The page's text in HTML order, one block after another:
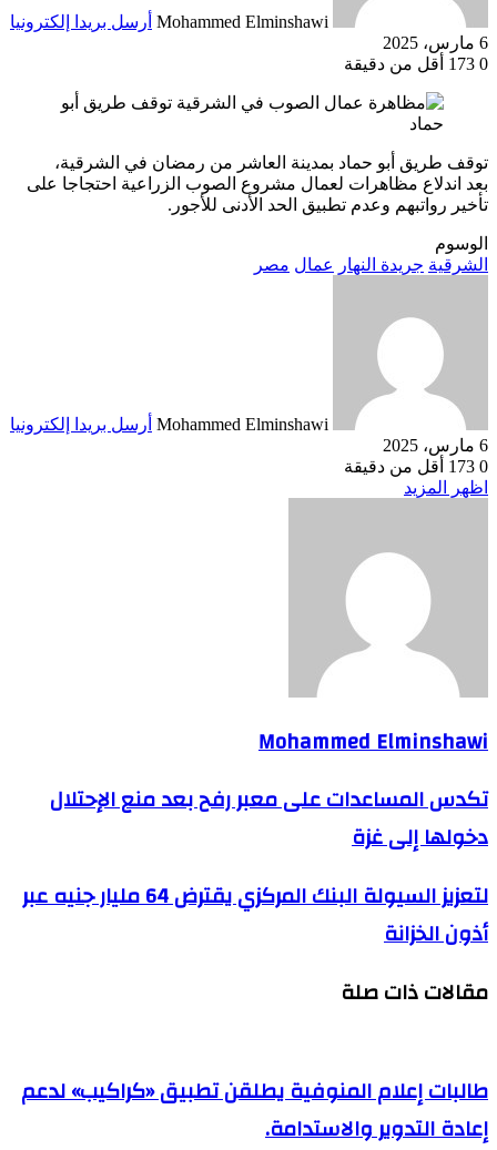
Mohammed Elminshawi أرسل بريدا إلكترونيا
6 مارس، 2025
0
أقل من دقيقة
توقف طريق أبو حماد بمدينة العاشر من رمضان في الشرقية،
بعد اندلاع مظاهرات لعمال مشروع الصوب الزراعية احتجاجا على
تأخير رواتبهم وعدم تطبيق الحد الأدنى للأجور.
الوسوم
الشرقية جريدة النهار عمال مصر
Mohammed Elminshawi أرسل بريدا إلكترونيا
6 مارس، 2025
0
أقل من دقيقة
اظهر المزيد
Mohammed Elminshawi
تكدس المساعدات على معبر رفح بعد منع الإحتلال
دخولها إلى غزة
لتعزيز السيولة البنك المركزي يقترض 64 مليار جنيه عبر
أذون الخزانة
مقالات ذات صلة
طالبات إعلام المنوفية يطلقن تطبيق «كراكيب» لدعم
إعادة التدوير والاستدامة.